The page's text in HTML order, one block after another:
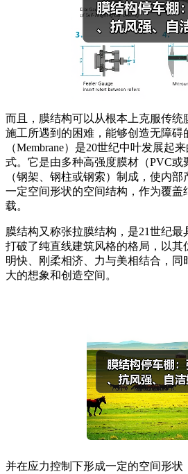
而且，膜结构可以从根本上克服传统
施工所遇到的困难，能够创造无障碍
（Membrane）是20世纪中叶发展起
式。它是由多种高强度膜材（PVC
（钢架、钢柱或钢索）制成，使内
一定空间形状的空间结构，作为覆盖
载。
膜结构又称张拉膜结构，是21世纪最
打破了纯直线建筑风格的格局，以其
明快、刚柔相济、力与美相结合，同
大的想象和创造空间。
并在应力控制下形成一定的空间形状